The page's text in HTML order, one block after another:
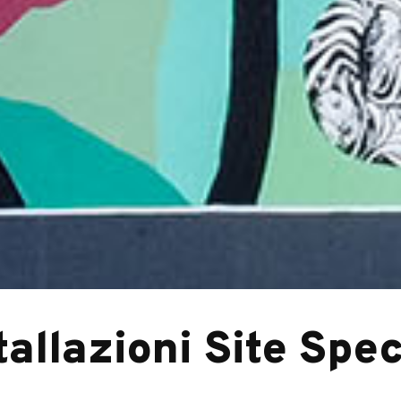
Site